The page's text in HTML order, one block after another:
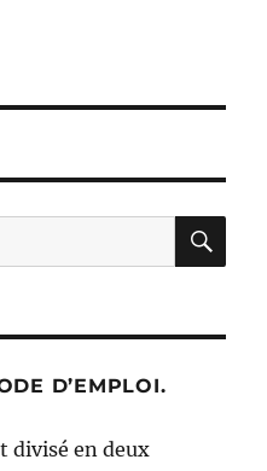
D’EMPLOI.
divisé en deux